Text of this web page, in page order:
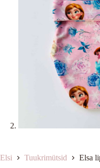
Elsi Tuukrimütsid Elsa